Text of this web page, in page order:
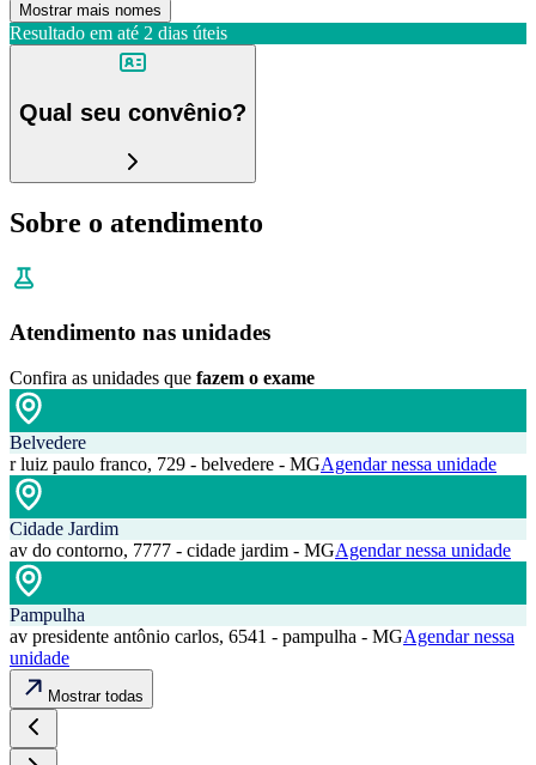
Mostrar mais nomes
Resultado em até 2 dias úteis
Qual seu convênio?
Sobre o atendimento
Atendimento nas unidades
Confira as unidades que fazem o exame
Belvedere
r luiz paulo franco, 729 - belvedere - MGAgendar nessa unidade
Cidade Jardim
av do contorno, 7777 - cidade jardim - MGAgendar nessa unidade
Pampulha
av presidente antônio carlos, 6541 - pampulha - MGAgendar nessa
unidade
Mostrar todas